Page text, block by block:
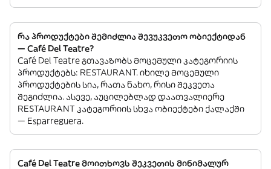
რა პროდუქტები შემიძლია შევუკვეთო ობიექტიდან
— Café Del Teatre?
Café Del Teatre გთავაზობს მოცემული კატეგორიის
პროდუქტებს: RESTAURANT. იხილე მოცემული
პროდუქტების სია, რათა ნახო, რისი შეკვეთა
შეგიძლია. ასევე, აუცილებლად დაათვალიერე
RESTAURANT კატეგორიის სხვა ობიექტები ქალაქში
— Esparreguera.
Café Del Teatre მოითხოვს შეკვეთის მინიმალურ